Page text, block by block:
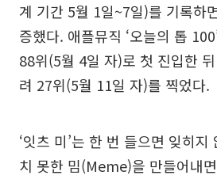
계 기간 5월 1일~7일)를 기록하
증했다. 애플뮤직 ‘오늘의 톱
88위(5월 4일 자)로 첫 진입한
려 27위(5월 11일 자)를 찍었다.
‘잇츠 미’는 한 번 들으면 잊히
치 못한 밈(Meme)을 만들어내